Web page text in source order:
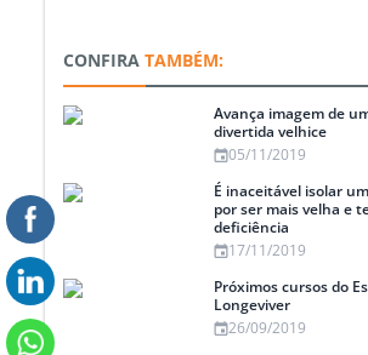
CONFIRA TAMBÉM:
Avança imagem de
divertida velhice
05/11/2019
É inaceitável isolar
por ser mais velha e
deficiência
17/11/2019
Próximos cursos do
Longeviver
26/09/2019